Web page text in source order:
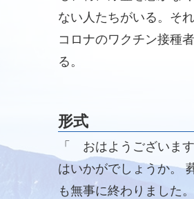
ない人たちがいる。そ
コロナのワクチン接種
る。
形式
「 おはようございま
はいかがでしょうか。
も無事に終わりました